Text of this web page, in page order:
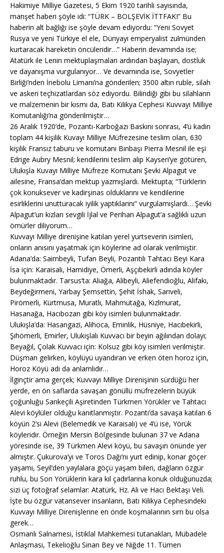
Hakimiye Milliye Gazetesi, 5 Ekim 1920 tarihli sayısında,
manşet haberi şöyle idi: “TÜRK – BOLŞEVİK İTTFAKI” Bu
haberin alt bağlığı ise şöyle devam ediyordu: “Yeni Sovyet
Rusya ve yeni Türkiye el ele, Dünyayı emperyalist zulmünden
kurtaracak hareketin öncüleridir…” Haberin devamında ise;
Atatürk ile Lenin mektuplaşmaları ardından başlayan, dostluk
ve dayanışma vurgulanıyor… Ve devamında ise, Sovyetler
Birliği’nden İnebolu Limanı’na gönderilen; 3500 altın ruble, silah
ve askeri teçhizatlardan söz ediyordu. Bilindiği gibi bu silahların
ve malzemenin bir kısmı da, Batı Kilikya Cephesi Kuvvayı Milliye
Komutanlığı’na gönderilmiştir…
26 Aralık 1920’de, Pozantı-Karboğazı Baskını sonrası, 4’ü kadın
toplam 44 kişilik Kuvayı Milliye Müfrezesine teslim olan, 630
kişilik Fransız taburu ve komutanı Binbaşı Pierra Mesnil ile eşi
Edrige Aubry Mesnil; kendilerini teslim alıp Kayseri’ye götüren,
Ulukışla Kuvayı Milliye Müfreze Komutanı Şevki Alpagut ve
ailesine, Fransa’dan mektup yazmışlardı. Mektupta; “Türklerin
çok konuksever ve kadirşinas olduklarını ve kendilerine
esirliklerini unutturacak iyilik yaptıklarını” vurgulamışlardı… Şevki
Alpagut’un kızları sevgili İjlal ve Perihan Alpagut’a sağlıklı uzun
ömürler diliyorum…
Kuvvayı Milliye direnişine katılan yerel yurtseverin isimleri,
onların anısını yaşatmak için köylerine ad olarak verilmiştir.
Adana’da: Saimbeyli, Tufan Beyli, Pozantılı Tahtacı Beyi Kara
İsa için: Karaisalı, Hamidiye, Ömerli, Aşçıbekirli adında köyler
bulunmaktadır. Tarsus’ta: Aliağa, Alibeyli, Aliefendioğlu, Alifakı,
Beydeğirmeni, Yarbay Şemsettin, Şehit İshak, Sarıveli,
Pirömerli, Kürtmusa, Muratlı, Mahmutağa, Kızlmurat,
Hasanağa, Hacıbozan gibi köy isimleri bulunmaktadır.
Ulukışla’da: Hasangazi, Alihoca, Eminlik, Hüsniye, Hacıbekirli,
Şıhömerli, Emirler, Ulukışlalı Kuvvacı bir beyin ağılından dolayı;
Beyağıl, Çolak Kuvvacı için: Kolsuz gibi köy isimleri verilmiştir.
Düşman gelirken, köylüyü uyandıran ve erken öten horoz için,
Horoz Köyü adı da anlamlıdır…
İlginçtir ama gerçek; Kuvvayı Milliye Direnişinin sürdüğü her
yerde, en ön saflarda savaşan gönüllü müfrezelerin büyük
çoğunluğu Sarıkeçili Aşiretinden Türkmen Yörükler ve Tahtacı
Alevi köylüler olduğu kanıtlanmıştır. Pozantı’da savaşa katılan 6
köyün 2’si Alevi (Belemedik ve Karaisalı) ve 4’ü ise, Yörük
köyleridir. Örneğin Mersin Bölgesinde bulunan 37 ve Adana
yöresinde ise, 39 Türkmen Alevi köyü, bu savaşın önünde yer
almıştır. Çukurova’yı ve Toros Dağı’nı yurt edinip, konar göçer
yaşamı, Seyil’den yaylalara göçü yaşam bilen, dağların özgür
ruhlu, bu Son Yörüklerin kara kıl çadırlarına konuk olduğunuzda;
sizi üç fotoğraf selamlar: Atatürk, Hz. Ali ve Hacı Bektaşı Veli.
İşte bu özgür vatansever insanların, Batı Kilikya Cephesindeki
Kuvvayı Milliye Direnişlerine en önde koşmalarının sırrı bu olsa
gerek…
Osmanlı Salnamesi, İstiklal Mahkemesi tutanakları, Mübadele
Anlaşması, Tekelioğlu Sinan Bey ve Niğde 11. Tümen